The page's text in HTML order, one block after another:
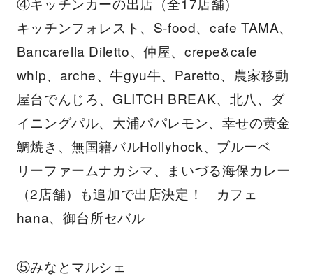
キッチンフォレスト、S-food、cafe TAMA、
Bancarella Diletto、仲屋、crepe&cafe
whip、arche、牛gyu牛、Paretto、農家移動
屋台でんじろ、GLITCH BREAK、北八、ダ
イニングパル、大浦パパレモン、幸せの黄金
鯛焼き、無国籍バルHollyhock、ブルーベ
リーファームナカシマ、まいづる海保カレー
（2店舗）も追加で出店決定！ カフェ
hana、御台所セバル
⑤みなとマルシェ